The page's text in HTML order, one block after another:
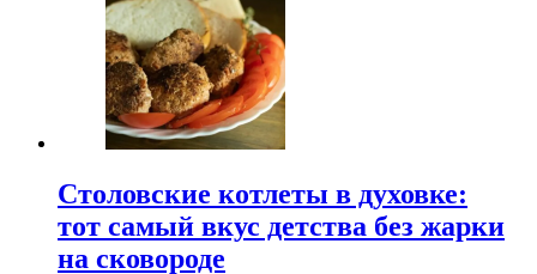
Столовские котлеты в духовке:
тот самый вкус детства без жарки
на сковороде